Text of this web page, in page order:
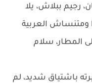
رجيم ببلاش، يلا
ومتنساش العربية
المطار، سلام
باشتياق شديد، لم